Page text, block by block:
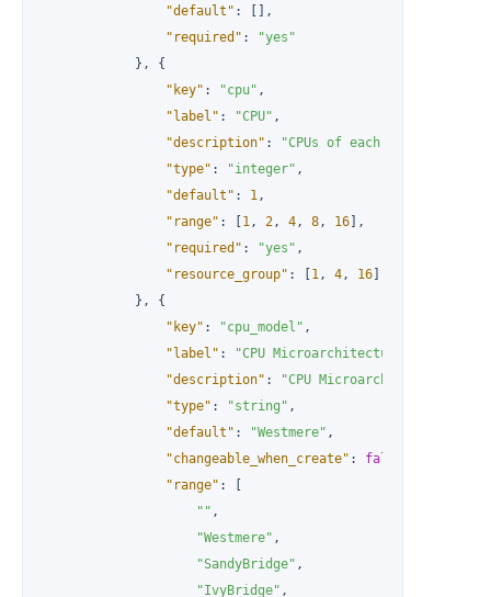
"default" :
,
"required" :
"yes"
} ,
{
"key" : "cpu" ,
"label" : "CPU" ,
"description" : "CPUs of each node"
"type" : "integer" ,
"default" : 1,
"range" : 1, 2, 4, 8, 16
,
"required" : "yes" ,
"resource_group" : 1, 4, 16
} ,
{
"key" : "cpu_model" ,
"label" : "CPU Microarchitecture"
"description" : "CPU Microarchitecture"
"type" : "string" ,
"default" : "Westmere" ,
"changeable_when_create" : false
"range" :
"" ,
"Westmere" ,
"SandyBridge" ,
"IvyBridge" ,